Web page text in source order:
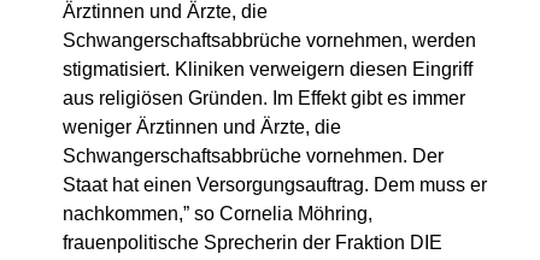
Ärztinnen und Ärzte, die
Schwangerschaftsabbrüche vornehmen, werden
stigmatisiert. Kliniken verweigern diesen Eingriff
aus religiösen Gründen. Im Effekt gibt es immer
weniger Ärztinnen und Ärzte, die
Schwangerschaftsabbrüche vornehmen. Der
Staat hat einen Versorgungsauftrag. Dem muss er
nachkommen,” so Cornelia Möhring,
frauenpolitische Sprecherin der Fraktion DIE